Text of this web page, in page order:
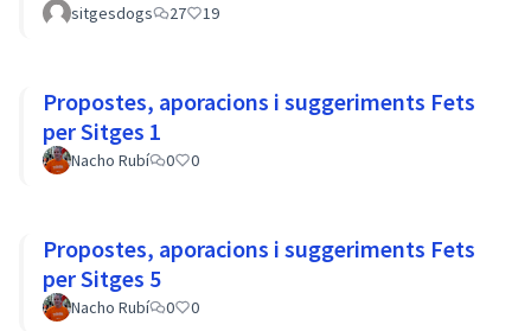
sitgesdogs 27 19
Propostes, aporacions i suggeriments Fets
per Sitges 1
Nacho Rubí 0 0
Propostes, aporacions i suggeriments Fets
per Sitges 5
Nacho Rubí 0 0